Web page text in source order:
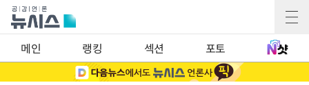
메인 랭킹 섹션 포토